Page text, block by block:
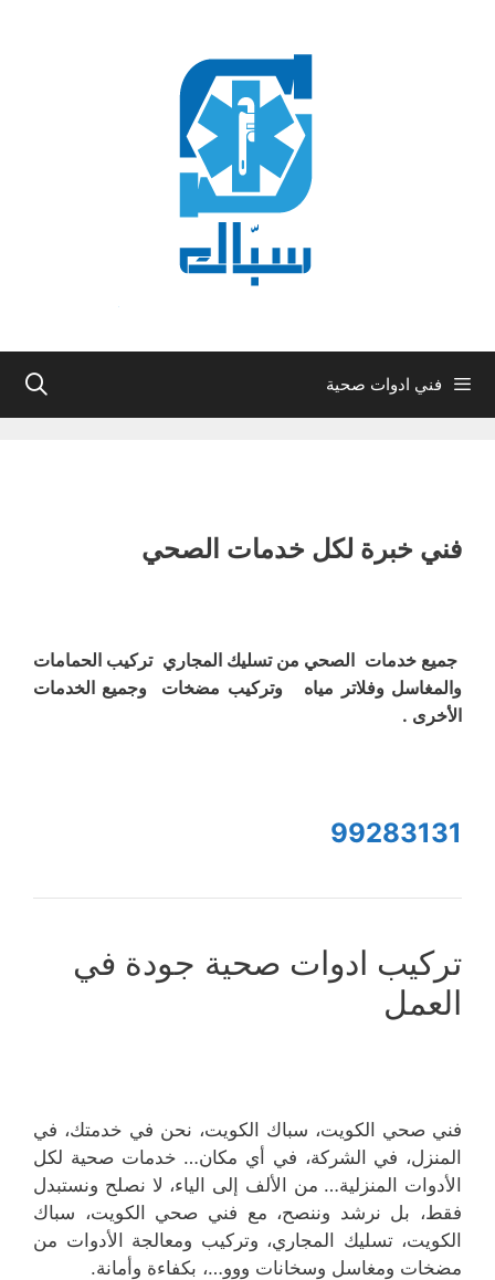
فني ادوات صحية
فني خبرة لكل خدمات الصحي
جميع خدمات الصحي من تسليك المجاري تركيب الحمامات
والمغاسل وفلاتر مياه وتركيب مضخات وجميع الخدمات
الأخرى .
99283131
تركيب ادوات صحية جودة في
العمل
فني صحي الكويت، سباك الكويت، نحن في خدمتك، في
المنزل، في الشركة، في أي مكان… خدمات صحية لكل
الأدوات المنزلية… من الألف إلى الياء، لا نصلح ونستبدل
فقط، بل نرشد وننصح، مع فني صحي الكويت، سباك
الكويت، تسليك المجاري، وتركيب ومعالجة الأدوات من
مضخات ومغاسل وسخانات ووو…، بكفاءة وأمانة.